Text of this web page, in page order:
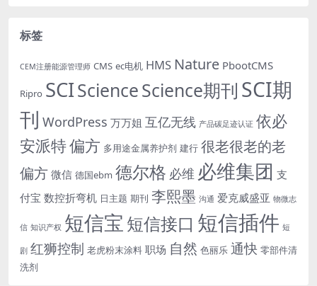
标签
CEM注册能源管理师 CMS ec电机 HMS Nature PbootCMS
Ripro SCIScienceScience期刊 SCI期
刊 WordPress 万万姐 互亿无线 产品碳足迹认证 依必
安派特偏方 多用途金属养护剂 建行 很老很老的老
偏方 微信 德国ebm 德尔格 必维 必维集团 支
付宝 数控折弯机 日主题 期刊 李熙墨 沟通 爱克威盛亚 物微志
信 知识产权 短信宝 短信接口 短信插件 短
剧 红狮控制 老虎粉末涂料 职场 自然 色丽乐 通快 零部件清
洗剂